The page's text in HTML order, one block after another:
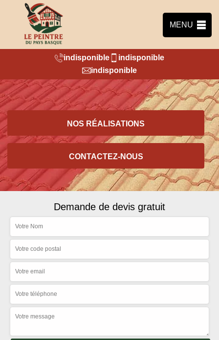
MENU
indisponible
indisponible
indisponible
NOS RÉALISATIONS
CONTACTEZ-NOUS
Demande de devis gratuit